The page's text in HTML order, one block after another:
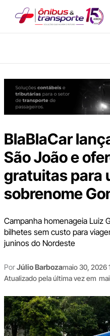
BlaBlaCar
São João e
gratuitas para
sobrenome
Campanha homenageia Luiz
bilhetes sem custo para
juninos do Nordeste
PorJúlio Barbozamaio 30, 2026
Atualizado pela última vez em